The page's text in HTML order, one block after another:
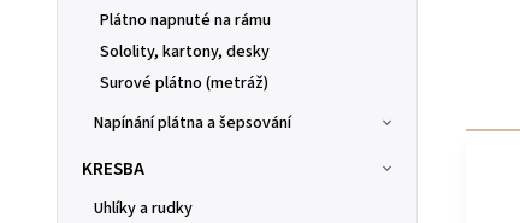
Plátno napnuté na rámu
Sololity, kartony, desky
Surové plátno (metráž)
Napínání plátna a šepsování
KRESBA
Uhlíky a rudky